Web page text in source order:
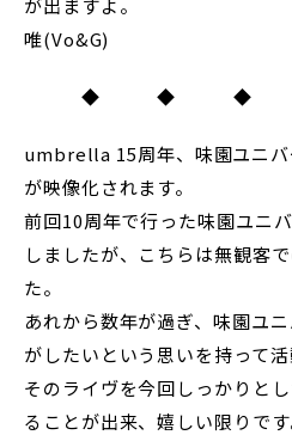
が出ますよ。
唯(Vo&G)
◆ ◆ ◆
umbrella 15周年、味園ユニバ
が映像化されます。
前回10周年で行った味園ユニ
しましたが、こちらは無観客
た。
あれから数年が過ぎ、味園ユ
がしたいという思いを持って活
そのライヴを今回しっかりと
ることが出来、嬉しい限りです